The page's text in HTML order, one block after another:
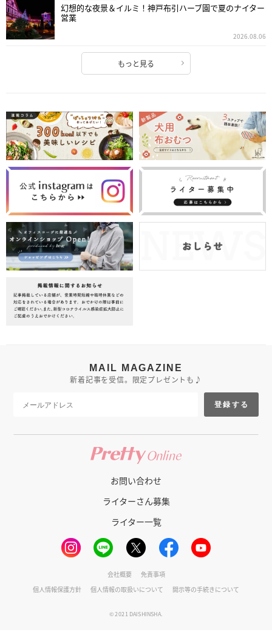
幻想的な夜景＆イルミ！神戸布引ハーブ園で夏のナイター
営業
2026.08.06
もっと見る
MAIL MAGAZINE
新着記事を受信。限定プレゼントも♪
登録する
お問い合わせ
ライターさん募集
ライター一覧
会社概要
免責事項
個人情報保護方針
個人情報の取扱いについて 開示等の手続きについて
© 2021 DAISHINSHA.